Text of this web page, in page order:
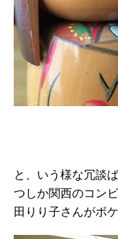
と、いう様な冗談
つしか関西のコン
田りり子さんがボ